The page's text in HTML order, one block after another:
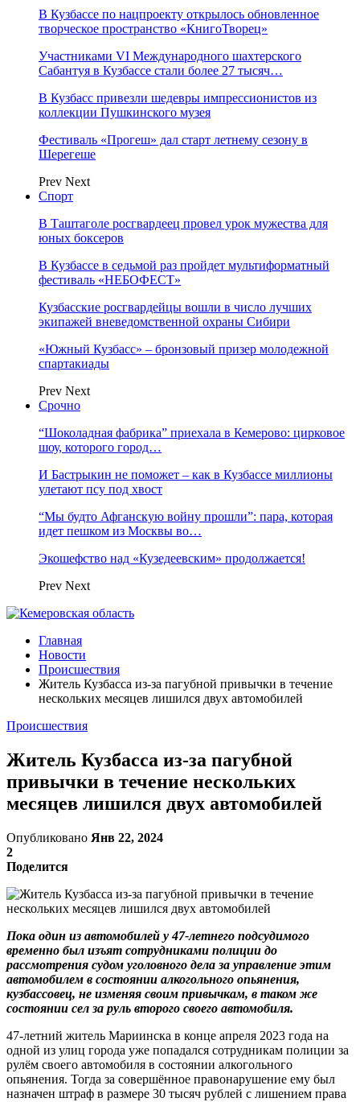
В Кузбассе по нацпроекту открылось обновленное
творческое пространство «КнигоТворец»
Участниками VI Международного шахтерского
Сабантуя в Кузбассе стали более 27 тысяч…
В Кузбасс привезли шедевры импрессионистов из
коллекции Пушкинского музея
Фестиваль «Прогеш» дал старт летнему сезону в
Шерегеше
Prev Next
Спорт
В Таштаголе росгвардеец провел урок мужества для
юных боксеров
В Кузбассе в седьмой раз пройдет мультиформатный
фестиваль «НЕБОФЕСТ»
Кузбасские росгвардейцы вошли в число лучших
экипажей вневедомственной охраны Сибири
«Южный Кузбасс» – бронзовый призер молодежной
спартакиады
Prev Next
Срочно
“Шоколадная фабрика” приехала в Кемерово: цирковое
шоу, которого город…
И Бастрыкин не поможет – как в Кузбассе миллионы
улетают псу под хвост
“Мы будто Афганскую войну прошли”: пара, которая
идет пешком из Москвы во…
Экошефство над «Кузедеевским» продолжается!
Prev Next
Главная
Новости
Происшествия
Житель Кузбасса из-за пагубной привычки в течение
нескольких месяцев лишился двух автомобилей
Происшествия
Житель Кузбасса из-за пагубной
привычки в течение нескольких
месяцев лишился двух автомобилей
Опубликовано Янв 22, 2024
2
Поделится
Пока один из автомобилей у 47-летнего подсудимого
временно был изъят сотрудниками полиции до
рассмотрения судом уголовного дела за управление этим
автомобилем в состоянии алкогольного опьянения,
кузбассовец, не изменяя своим привычкам, в таком же
состоянии сел за руль второго своего автомобиля.
47-летний житель Мариинска в конце апреля 2023 года на
одной из улиц города уже попадался сотрудникам полиции за
рулём своего автомобиля в состоянии алкогольного
опьянения. Тогда за совершённое правонарушение ему был
назначен штраф в размере 30 тысяч рублей с лишением права